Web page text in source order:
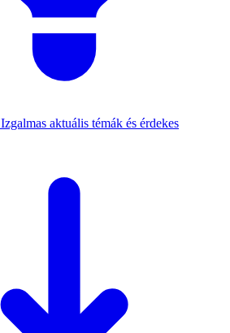
Izgalmas aktuális témák és érdekes